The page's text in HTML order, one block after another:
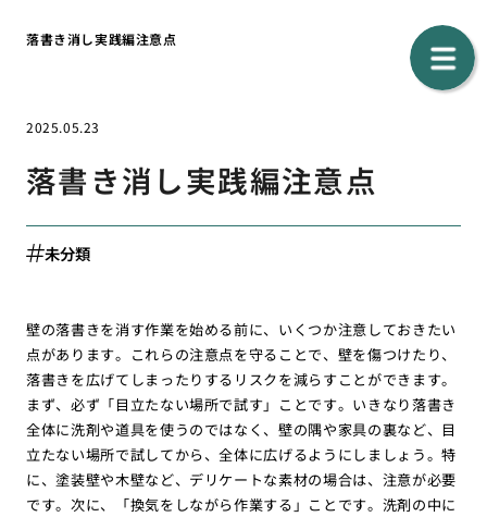
落書き消し実践編注意点
2025.05.23
落書き消し実践編注意点
未分類
壁の落書きを消す作業を始める前に、いくつか注意しておきたい
点があります。これらの注意点を守ることで、壁を傷つけたり、
落書きを広げてしまったりするリスクを減らすことができます。
まず、必ず「目立たない場所で試す」ことです。いきなり落書き
全体に洗剤や道具を使うのではなく、壁の隅や家具の裏など、目
立たない場所で試してから、全体に広げるようにしましょう。特
に、塗装壁や木壁など、デリケートな素材の場合は、注意が必要
です。次に、「換気をしながら作業する」ことです。洗剤の中に